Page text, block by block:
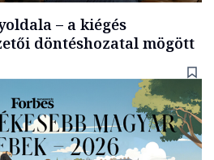
– a kiégés
döntéshozatal mögött